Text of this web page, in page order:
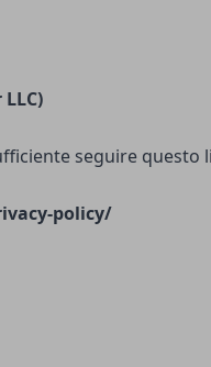
seguire questo
policy/